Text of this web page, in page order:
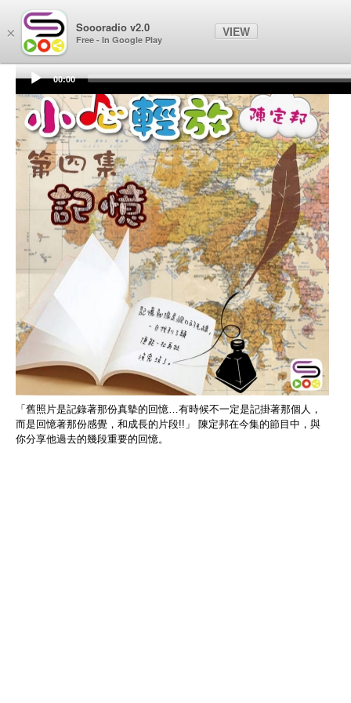
Soooradio
Audio
Player
00:00
「舊照片是記錄著那份真摰的回憶…有時候不一定是記掛著那個人，
而是回憶著那份感覺，和成長的片段!!」 陳定邦在今集的節目中，與
你分享他過去的幾段重要的回憶。
× Soooradio v2.0
Free - In Google Play
VIEW